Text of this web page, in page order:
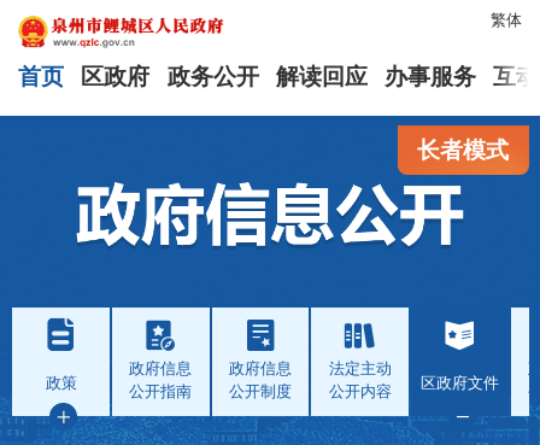
繁体
首页 区政府 政务公开 解读回应 办事服务 互
长者模式
政策
政府信息
公开指南
政府信息
公开制度
法定主动
公开内容
区政府文件